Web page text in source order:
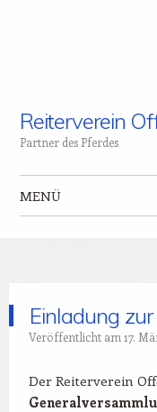
Reiterverein
Partner des Pferdes
MENÜ
Einladung
Veröffentlicht am 17.
Der Reiterverein